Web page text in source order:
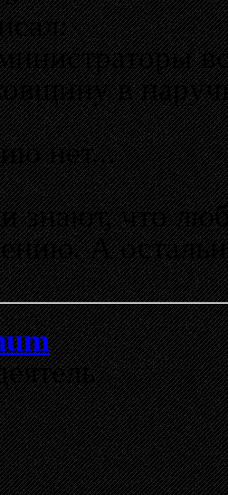
в
нет...
знают, что
А